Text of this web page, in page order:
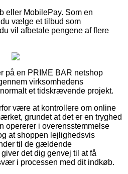
eller MobilePay. Som en
vælge et tilbud som
vil afbetale pengene af flere
på en PRIME BAR netshop
virksomhedens
et tidskrævende projekt.
være at kontrollere om online
grundet at det er en tryghed
opererer i overensstemmelse
at shoppen lejlighedsvis
til de gældende
det dig genvej til at få
i processen med dit indkøb.